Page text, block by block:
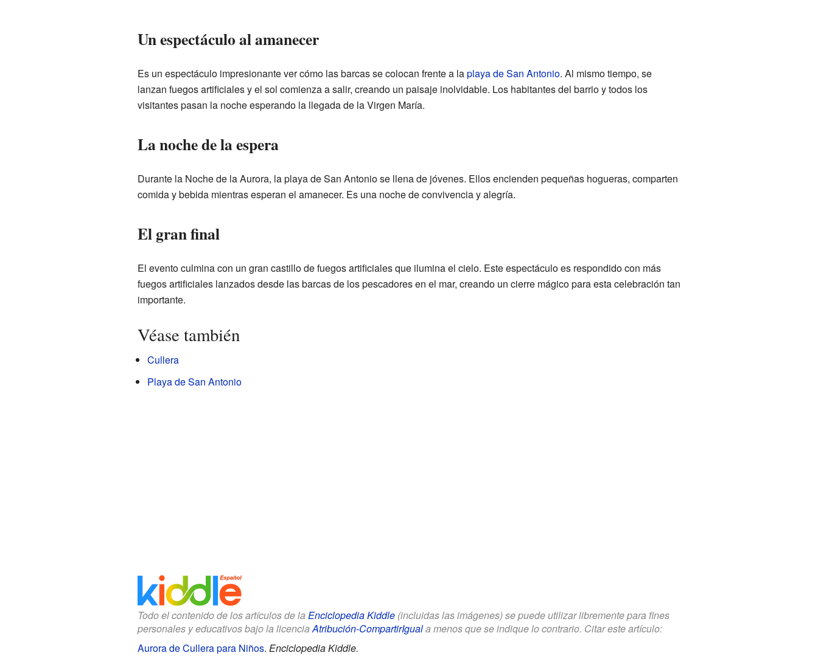
Un espectáculo al amanecer
Es un espectáculo impresionante ver cómo las barcas se colocan frente a laplaya de San Antonio. Al mismo tiempo, se
lanzan fuegos artificiales y el sol comienza a salir, creando un paisaje inolvidable. Los habitantes del barrio y todos los
visitantes pasan la noche esperando la llegada de la Virgen María.
La noche de la espera
Durante la Noche de la Aurora, la playa de San Antonio se llena de jóvenes. Ellos encienden pequeñas hogueras, comparten
comida y bebida mientras esperan el amanecer. Es una noche de convivencia y alegría.
El gran final
El evento culmina con un gran castillo de fuegos artificiales que ilumina el cielo. Este espectáculo es respondido con más
fuegos artificiales lanzados desde las barcas de los pescadores en el mar, creando un cierre mágico para esta celebración tan
importante.
Véase también
Cullera
Playa de San Antonio
Todo el contenido de los artículos de la Enciclopedia Kiddle(incluidas las imágenes) se puede utilizar libremente para fines
personales y educativos bajo la licenciaAtribución-CompartirIguala menos que se indique lo contrario. Citar este artículo:
Aurora de Cullera para Niños. Enciclopedia Kiddle.